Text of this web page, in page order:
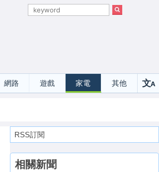
網路 遊戲 家電 其他 文A
RSS訂閱
相關新聞